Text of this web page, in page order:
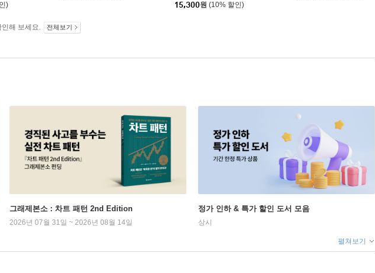
)
15,300원 (10% 할인)
해 보세요. 전체보기
그래제본소 : 차트 패턴 2nd Edition
2026년 07월 31일 ~ 2026년 08월 14일
정가 인하 & 특가 할인 도서 모음
상시
펼쳐보기